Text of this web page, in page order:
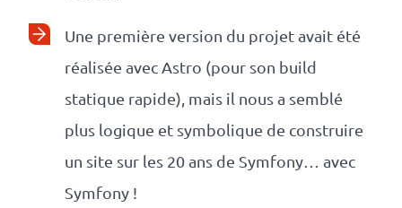
Une première version du projet avait été
réalisée avec Astro (pour son build
statique rapide), mais il nous a semblé
plus logique et symbolique de construire
un site sur les 20 ans de Symfony… avec
Symfony !